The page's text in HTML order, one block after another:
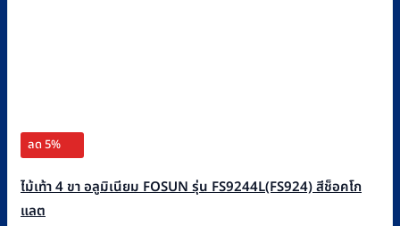
ลด 5%
ไม้เท้า 4 ขา อลูมิเนียม FOSUN รุ่น FS9244L(FS924) สีช็อคโก
แลต